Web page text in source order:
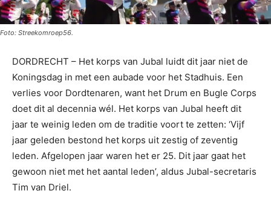
Foto: Streekomroep56.
DORDRECHT – Het korps van Jubal luidt dit jaar niet de
Koningsdag in met een aubade voor het Stadhuis. Een
verlies voor Dordtenaren, want het Drum en Bugle Corps
doet dit al decennia wél. Het korps van Jubal heeft dit
jaar te weinig leden om de traditie voort te zetten: ‘Vijf
jaar geleden bestond het korps uit zestig of zeventig
leden. Afgelopen jaar waren het er 25. Dit jaar gaat het
gewoon niet met het aantal leden’, aldus Jubal-secretaris
Tim van Driel.